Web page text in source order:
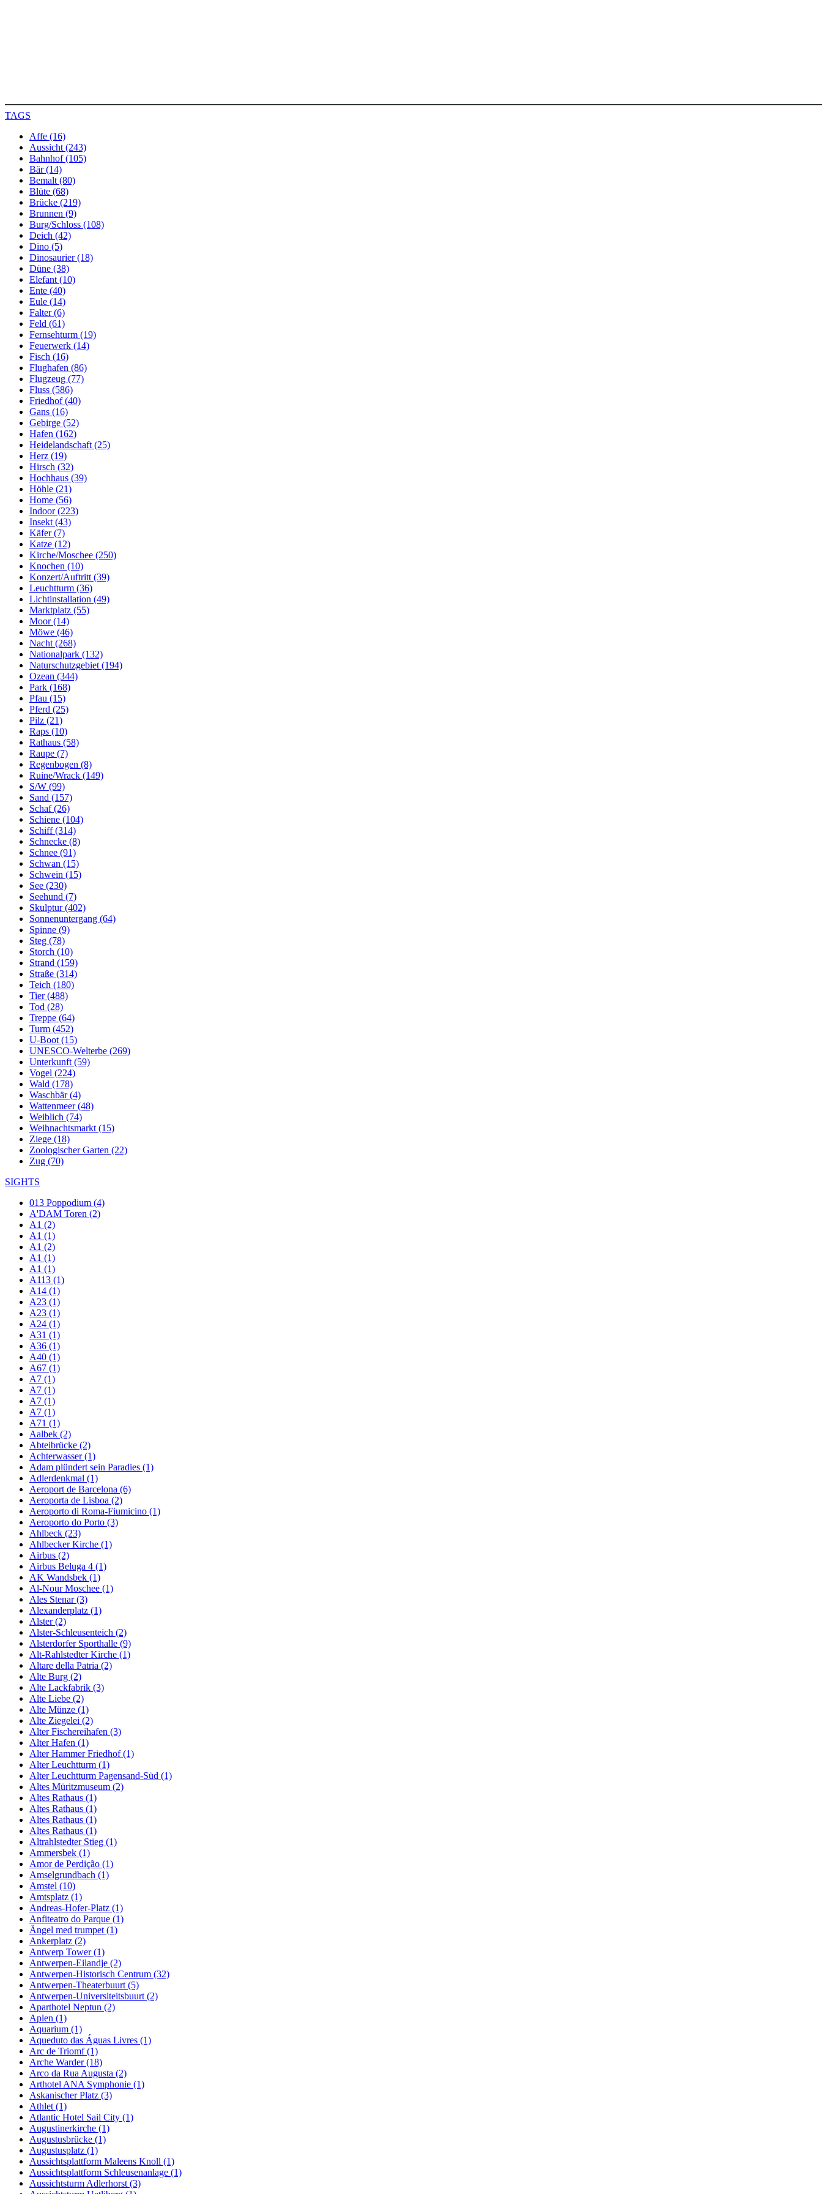
TAGS
Affe (16)
Aussicht (243)
Bahnhof (105)
Bär (14)
Bemalt (80)
Blüte (68)
Brücke (219)
Brunnen (9)
Burg/Schloss (108)
Deich (42)
Dino (5)
Dinosaurier (18)
Düne (38)
Elefant (10)
Ente (40)
Eule (14)
Falter (6)
Feld (61)
Fernsehturm (19)
Feuerwerk (14)
Fisch (16)
Flughafen (86)
Flugzeug (77)
Fluss (586)
Friedhof (40)
Gans (16)
Gebirge (52)
Hafen (162)
Heidelandschaft (25)
Herz (19)
Hirsch (32)
Hochhaus (39)
Höhle (21)
Home (56)
Indoor (223)
Insekt (43)
Käfer (7)
Katze (12)
Kirche/Moschee (250)
Knochen (10)
Konzert/Auftritt (39)
Leuchtturm (36)
Lichtinstallation (49)
Marktplatz (55)
Moor (14)
Möwe (46)
Nacht (268)
Nationalpark (132)
Naturschutzgebiet (194)
Ozean (344)
Park (168)
Pfau (15)
Pferd (25)
Pilz (21)
Raps (10)
Rathaus (58)
Raupe (7)
Regenbogen (8)
Ruine/Wrack (149)
S/W (99)
Sand (157)
Schaf (26)
Schiene (104)
Schiff (314)
Schnecke (8)
Schnee (91)
Schwan (15)
Schwein (15)
See (230)
Seehund (7)
Skulptur (402)
Sonnenuntergang (64)
Spinne (9)
Steg (78)
Storch (10)
Strand (159)
Straße (314)
Teich (180)
Tier (488)
Tod (28)
Treppe (64)
Turm (452)
U-Boot (15)
UNESCO-Welterbe (269)
Unterkunft (59)
Vogel (224)
Wald (178)
Waschbär (4)
Wattenmeer (48)
Weiblich (74)
Weihnachtsmarkt (15)
Ziege (18)
Zoologischer Garten (22)
Zug (70)
SIGHTS
013 Poppodium (4)
A'DAM Toren (2)
A1 (2)
A1 (1)
A1 (2)
A1 (1)
A1 (1)
A113 (1)
A14 (1)
A23 (1)
A23 (1)
A24 (1)
A31 (1)
A36 (1)
A40 (1)
A67 (1)
A7 (1)
A7 (1)
A7 (1)
A7 (1)
A71 (1)
Aalbek (2)
Abteibrücke (2)
Achterwasser (1)
Adam plündert sein Paradies (1)
Adlerdenkmal (1)
Aeroport de Barcelona (6)
Aeroporta de Lisboa (2)
Aeroporto di Roma-Fiumicino (1)
Aeroporto do Porto (3)
Ahlbeck (23)
Ahlbecker Kirche (1)
Airbus (2)
Airbus Beluga 4 (1)
AK Wandsbek (1)
Al-Nour Moschee (1)
Ales Stenar (3)
Alexanderplatz (1)
Alster (2)
Alster-Schleusenteich (2)
Alsterdorfer Sporthalle (9)
Alt-Rahlstedter Kirche (1)
Altare della Patria (2)
Alte Burg (2)
Alte Lackfabrik (3)
Alte Liebe (2)
Alte Münze (1)
Alte Ziegelei (2)
Alter Fischereihafen (3)
Alter Hafen (1)
Alter Hammer Friedhof (1)
Alter Leuchtturm (1)
Alter Leuchtturm Pagensand-Süd (1)
Altes Müritzmuseum (2)
Altes Rathaus (1)
Altes Rathaus (1)
Altes Rathaus (1)
Altes Rathaus (1)
Altrahlstedter Stieg (1)
Ammersbek (1)
Amor de Perdição (1)
Amselgrundbach (1)
Amstel (10)
Amtsplatz (1)
Andreas-Hofer-Platz (1)
Anfiteatro do Parque (1)
Ängel med trumpet (1)
Ankerplatz (2)
Antwerp Tower (1)
Antwerpen-Eilandje (2)
Antwerpen-Historisch Centrum (32)
Antwerpen-Theaterbuurt (5)
Antwerpen-Universiteitsbuurt (2)
Aparthotel Neptun (2)
Aplen (1)
Aquarium (1)
Aqueduto das Águas Livres (1)
Arc de Triomf (1)
Arche Warder (18)
Arco da Rua Augusta (2)
Arthotel ANA Symphonie (1)
Askanischer Platz (3)
Athlet (1)
Atlantic Hotel Sail City (1)
Augustinerkirche (1)
Augustusbrücke (1)
Augustusplatz (1)
Aussichtsplattform Maleens Knoll (1)
Aussichtsplattform Schleusenanlage (1)
Aussichtsturm Adlerhorst (3)